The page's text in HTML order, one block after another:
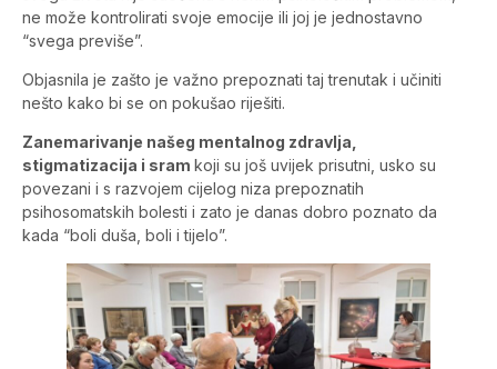
ne može kontrolirati svoje emocije ili joj je jednostavno
“svega previše”.
Objasnila je zašto je važno prepoznati taj trenutak i učiniti
nešto kako bi se on pokušao riješiti.
Zanemarivanje našeg mentalnog zdravlja,
stigmatizacija i sram koji su još uvijek prisutni, usko su
povezani i s razvojem cijelog niza prepoznatih
psihosomatskih bolesti i zato je danas dobro poznato da
kada “boli duša, boli i tijelo”.